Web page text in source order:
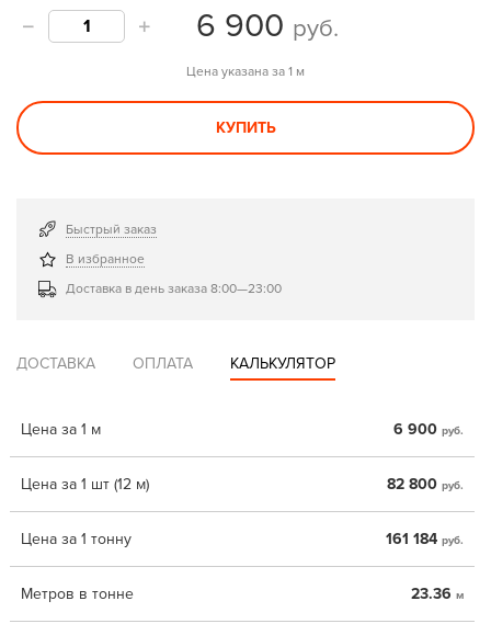
6 900 руб.
Цена указана за 1 м
КУПИТЬ
Быстрый заказ
В избранное
Доставка в день заказа 8:00—23:00
ДОСТАВКА ОПЛАТА КАЛЬКУЛЯТОР
Цена за 1 м 6 900 руб.
Цена за 1 шт (12 м) 82 800 руб.
Цена за 1 тонну 161 184 руб.
Метров в тонне 23.36 м